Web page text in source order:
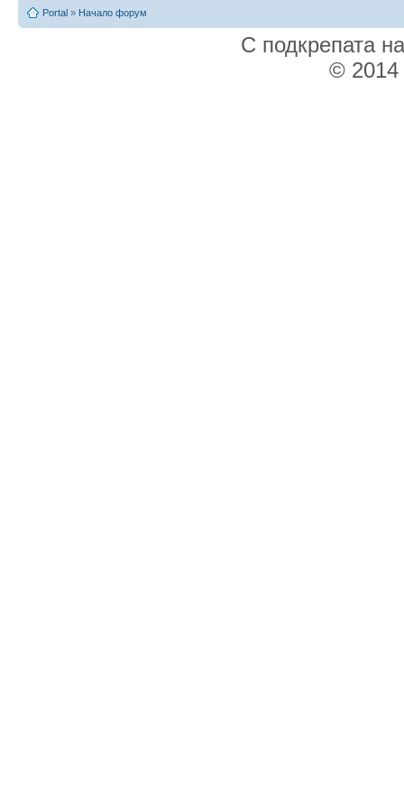
Portal » Начало форум
С подкрепата
© 2014